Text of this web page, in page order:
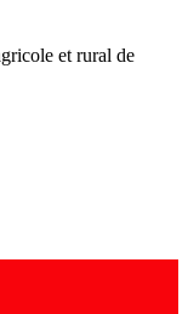
et rural de